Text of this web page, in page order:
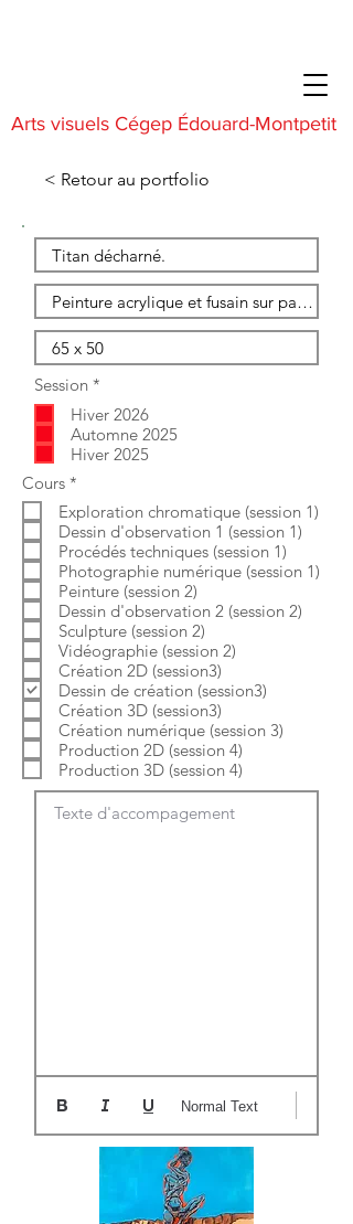
Arts visuels Cégep Édouard-Montpetit
< Retour au portfolio
Session *
l
i
g
a
i
r
e
Hiver 2026
Automne 2025
Hiver 2025
Cours *
l
i
g
a
t
o
i
r
e
Exploration chromatique (session 1)
Dessin d'observation 1 (session 1)
Procédés techniques (session 1)
Photographie numérique (session 1)
Peinture (session 2)
Dessin d'observation 2 (session 2)
Sculpture (session 2)
Vidéographie (session 2)
Création 2D (session3)
Dessin de création (session3)
Création 3D (session3)
Création numérique (session 3)
Production 2D (session 4)
Production 3D (session 4)
Texte d'accompagement
Normal Text